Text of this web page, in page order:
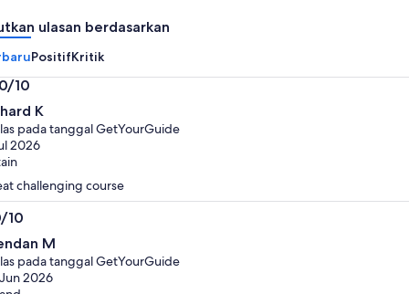
ulasan berdasarkan
PositifKritik
10
K
pada tanggal GetYourGuide
2026
challenging course
10
M
pada tanggal GetYourGuide
2026